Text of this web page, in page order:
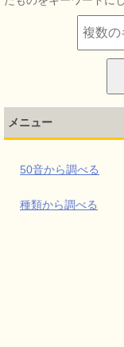
メニュー
50音から調べる
種類から調べる